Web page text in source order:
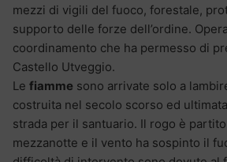
mezzi di vigili del fuoco, forestale,
supporto delle forze dell’ordine.
coordinamento che ha permesso di
Castello Utveggio.
Le fiamme sono arrivate solo a
costruita nel secolo scorso ed
strada per il santuario. Il rogo è
mezzanotte e il vento ha sospinto il